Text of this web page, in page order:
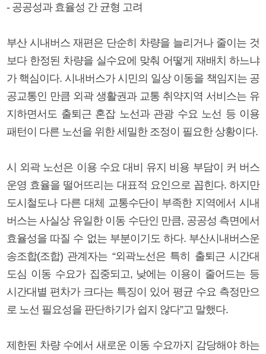
- 공공성과 효율성 간 균형 고려
부산 시내버스 재편은 단순히 차량을 늘리거나 줄이는 것
보다 한정된 차량을 실수요에 맞춰 어떻게 재배치 하느냐
가 핵심이다. 시내버스가 시민의 일상 이동을 책임지는 공
공교통인 만큼 외곽 생활권과 교통 취약지역 서비스는 유
지하면서도 출퇴근 혼잡 노선과 관광 수요 노선 등 이용
패턴이 다른 노선을 위한 세밀한 조정이 필요한 상황이다.
시 외곽 노선은 이용 수요 대비 유지 비용 부담이 커 버스
운영 효율을 떨어뜨리는 대표적 요인으로 꼽힌다. 하지만
도시철도나 다른 대체 교통수단이 부족한 지역에서 시내
버스는 사실상 유일한 이동 수단인 만큼, 공공성 측면에서
효율성을 따질 수 없는 부분이기도 하다. 부산시내버스운
송조합(조합) 관계자는 “외곽노선은 특히 출퇴근 시간대
도심 이동 수요가 집중되고, 낮에는 이용이 줄어드는 등
시간대별 편차가 크다는 특징이 있어 평균 수요 측정만으
로 노선 필요성을 판단하기가 쉽지 않다”고 말했다.
제한된 차량 수에서 새로운 이동 수요까지 감당해야 하는